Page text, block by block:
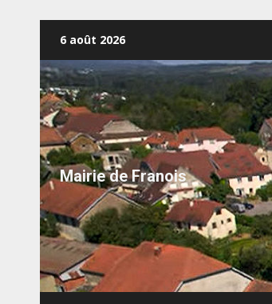
content
6 août 2026
Mairie de Franois